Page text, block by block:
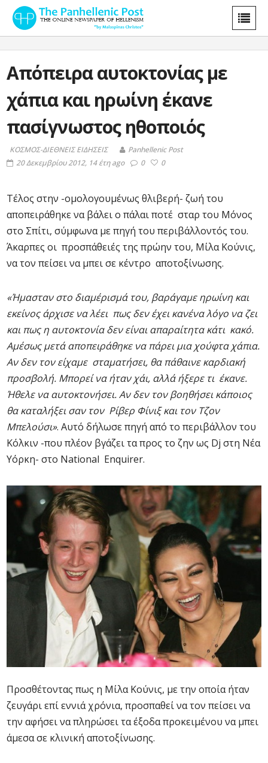
Απόπειρα αυτοκτονίας με
χάπια και ηρωίνη έκανε
πασίγνωστος ηθοποιός
ΚΟΣΜΟΣ-ΔΙΕΘΝΕΙΣ ΕΙΔΗΣΕΙΣ
Panhellenic Post
20 Δεκεμβρίου 2012, 14 έτη ago
0 0
Τέλος στην -ομολογουμένως θλιβερή- ζωή του
αποπειράθηκε να βάλει ο πάλαι ποτέ σταρ του Μόνος
στο Σπίτι, σύμφωνα με πηγή του περιβάλλοντός του.
Άκαρπες οι προσπάθειές της πρώην του, Μίλα Κούνις,
να τον πείσει να μπει σε κέντρο αποτοξίνωσης.
«Ήμασταν στο διαμέρισμά του, βαράγαμε ηρωίνη και
εκείνος άρχισε να λέει πως δεν έχει κανένα λόγο να ζει
και πως η αυτοκτονία δεν είναι απαραίτητα κάτι κακό.
Αμέσως μετά αποπειράθηκε να πάρει μια χούφτα χάπια.
Αν δεν τον είχαμε σταματήσει, θα πάθαινε καρδιακή
προσβολή. Μπορεί να ήταν χάι, αλλά ήξερε τι έκανε.
Ήθελε να αυτοκτονήσει. Αν δεν τον βοηθήσει κάποιος
θα καταλήξει σαν τον Ρίβερ Φίνιξ και τον Τζον
Μπελούσι». Αυτό δήλωσε πηγή από το περιβάλλον του
Κόλκιν -που πλέον βγάζει τα προς το ζην ως Dj στη Νέα
Υόρκη- στο National Enquirer.
Προσθέτοντας πως η Μίλα Κούνις, με την οποία ήταν
ζευγάρι επί εννιά χρόνια, προσπαθεί να τον πείσει να
την αφήσει να πληρώσει τα έξοδα προκειμένου να μπει
άμεσα σε κλινική αποτοξίνωσης.